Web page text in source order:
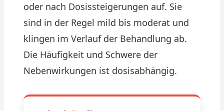
oder nach Dosissteigerungen auf. Sie
sind in der Regel mild bis moderat und
klingen im Verlauf der Behandlung ab.
Die Häufigkeit und Schwere der
Nebenwirkungen ist dosisabhängig.